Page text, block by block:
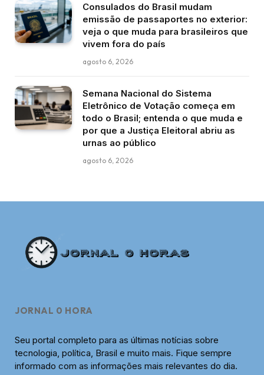
Consulados do Brasil mudam
emissão de passaportes no exterior:
veja o que muda para brasileiros que
vivem fora do país
agosto 6, 2026
Semana Nacional do Sistema
Eletrônico de Votação começa em
todo o Brasil; entenda o que muda e
por que a Justiça Eleitoral abriu as
urnas ao público
agosto 6, 2026
JORNAL 0 HORA
Seu portal completo para as últimas notícias sobre
tecnologia, política, Brasil e muito mais. Fique sempre
informado com as informações mais relevantes do dia.